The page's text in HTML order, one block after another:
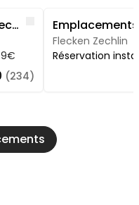
Prairie près de la ferme avec jacuzzi et vue panoramique - Coucher de soleil Like
(234)
Flecken Zechlin
Réservation